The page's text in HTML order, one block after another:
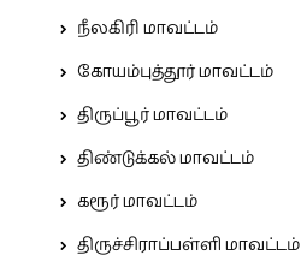
நீலகிரி மாவட்டம்
கோயம்புத்தூர் மாவட்டம்
திருப்பூர் மாவட்டம்
திண்டுக்கல் மாவட்டம்
கரூர் மாவட்டம்
திருச்சிராப்பள்ளி மாவட்டம்